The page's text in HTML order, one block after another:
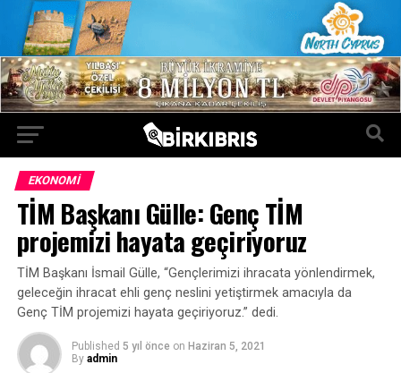
EKONOMI
TİM Başkanı Gülle: Genç TİM
projemizi hayata geçiriyoruz
TİM Başkanı İsmail Gülle, “Gençlerimizi ihracata yönlendirmek,
geleceğin ihracat ehli genç neslini yetiştirmek amacıyla da
Genç TİM projemizi hayata geçiriyoruz.” dedi.
Published 5 yıl önce on Haziran 5, 2021
By admin